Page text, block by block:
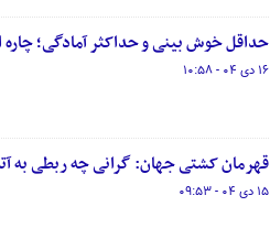
حداقل خوش بینی و حداکثر آمادگی؛ چاره
۱۶ دی ۰۴ - ۱۰:۵۸
قهرمان کشتی جهان: گرانی چه ربطی به
۱۵ دی ۰۴ - ۰۹:۵۳